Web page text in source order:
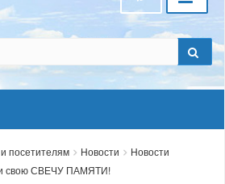
посетителям Новости
Новости
свою СВЕЧУ ПАМЯТИ!